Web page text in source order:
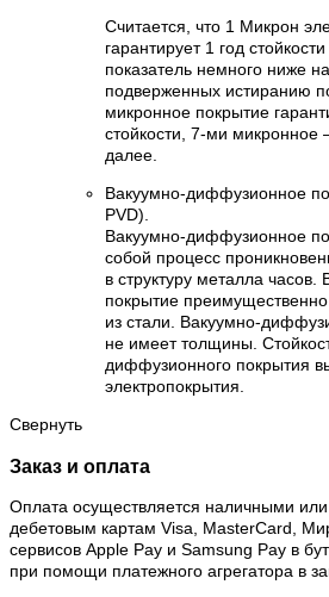
Считается, что 1 Микрон
гарантирует 1 год
показатель немного ниже
подверженных истиранию
микронное покрытие
стойкости, 7-ми микронное
далее.
Вакуумно-диффузионное
PVD).
Вакуумно-диффузионное
собой процесс
в структуру металла
покрытие
из стали. Вакуумно-
не имеет толщины.
диффузионного покрытия
электропокрытия.
Свернуть
Заказ и оплата
Оплата осуществляется наличными
дебетовым картам Visa, MasterCard,
сервисов Apple Pay и Samsung Pay в
при помощи платежного агрегатора в